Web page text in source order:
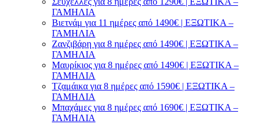
ΓΑΜΗΛΙΑ
Βιετνάμ για 11 ημέρες από 1490€ | ΕΞΩΤΙΚΑ –
ΓΑΜΗΛΙΑ
Ζανζιβάρη για 8 ημέρες από 1490€ | ΕΞΩΤΙΚΑ –
ΓΑΜΗΛΙΑ
Μαυρίκιος για 8 ημέρες από 1490€ | ΕΞΩΤΙΚΑ –
ΓΑΜΗΛΙΑ
Τζαμάικα για 8 ημέρες από 1590€ | ΕΞΩΤΙΚΑ –
ΓΑΜΗΛΙΑ
Μπαχάμες για 8 ημέρες από 1690€ | ΕΞΩΤΙΚΑ –
ΓΑΜΗΛΙΑ